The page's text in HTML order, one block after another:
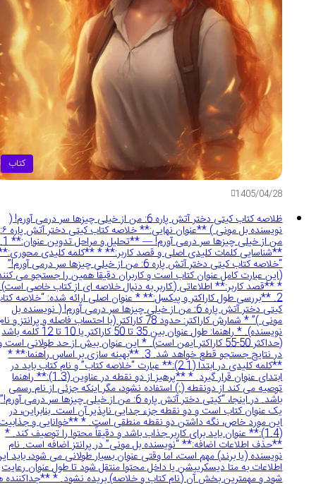
کتاب
1405/04/28
ظلاصه کتاب کیتی دختر آتش پاره 6: من از خیلی چیزها سر درمی آورم! (
نویسنده بل مونی ) **عنوان نهایی:** خلاصه کتاب کیتی دختر آتش پاره ۶:
من از خیلی چیزها سر درمی آورم! — **تحلیل و مراحل تدوین عنوان:** 1.
**شناسایی کلمات کلیدی اصلی و قصد کاربر:** * **کلمه کلیدی محوری:**
“خلاصه کتاب کیتی دختر آتش پاره 6: من از خیلی چیزها سر درمی آورم!”
(این عبارت کامل عنوان کتاب است و کاربران دقیقاً همین را جستجو می کنند)
* **قصد کاربر:** اطلاعاتی (کاربر به دنبال خلاصه ای از کتاب خاصی است).
2. **بررسی طول کاراکتر و پیکسل:** * عنوان اصلی ارائه شده: “خلاصه کتاب
کیتی دختر آتش پاره 6: من از خیلی چیزها سر درمی آورم! ( نویسنده بل
مونی )” * شمارش کاراکتر: حدود 78 کاراکتر (با احتساب فاصله و پرانتز و نام
نویسنده). * راهنما: طول عنوان بین 35 تا 50 کاراکتر یا 10 تا 12 کلمه باشد
(حداکثر 50-55 کاراکتر ایمن است). * این عنوان بیش از حد طولانی است و
در نتایج جستجو قطع خواهد شد. 3. **بهینه سازی بر اساس راهنما:** *
**کلمه کلیدی در ابتدا (2.1):** عبارت “خلاصه کتاب” و نام کتاب باید در
ابتدای عنوان قرار گیرد. * **پرهیز از دو نقطه در عناوین (1.3):** راهنما
توصیه می کند از دونقطه (:) استفاده نشود، مگر اینکه جزئی از نام رسمی
باشد. در اینجا، “کیتی دختر آتش پاره 6: من از خیلی چیزها سر درمی آورم!”
یک عنوان کتاب است و دو نقطه جزء جدایی ناپذیر آن است. بنابراین، در
این مورد خاص، نگه داشتن دو نقطه منطقی است. * **خوانایی و جذابیت
(1.4):** عنوان باید برای کاربر جذاب باشد و دقیقاً محتوا را توصیف کند. *
**حذف اطلاعات اضافه:** “نویسنده بل مونی” در پرانتز اضافه است. نام
نویسنده (یا برند) مهم است، اما وقتی عنوان بسیار طولانی می شود، باید این
اطلاعات به متا دیسکریپشن یا داخل محتوا منتقل شود تا طول عنوان رعایت
شود و مهمترین بخش آن (نام کتاب و خلاصه) بریده نشود. * **جداکننده ها